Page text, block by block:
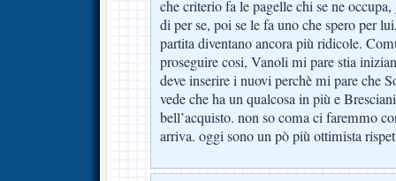
che criterio fa le pagelle chi se ne
di per se, poi se le fa uno che spero per
partita diventano ancora più ridicole.
proseguire cosi, Vanoli mi pare stia
deve inserire i nuovi perchè mi pare che
vede che ha un qualcosa in più e
bell’acquisto. non so coma ci faremmo
arriva. oggi sono un pò più ottimista